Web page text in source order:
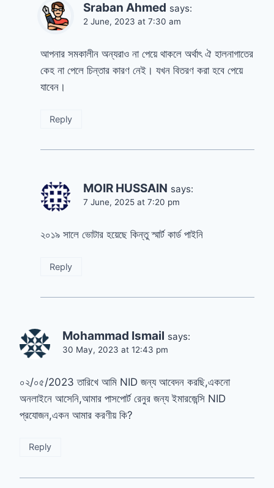
Sraban Ahmed says:
2 June, 2023 at 7:30 am
আপনার সমকালীন অন্যরাও না পেয়ে থাকলে অর্থাৎ ঐ হালনাগাতের
কেহ না পেলে চিন্তার কারণ নেই। যখন বিতরণ করা হবে পেয়ে
যাবেন।
Reply
MOIR HUSSAIN says:
7 June, 2025 at 7:20 pm
২০১৯ সালে ভোটার হয়েছে কিন্তু স্মার্ট কার্ড পাইনি
Reply
Mohammad Ismail says:
30 May, 2023 at 12:43 pm
০২/০৫/2023 তারিখে আমি NID জন্য আবেদন করছি,একনো
অনলাইনে আসেনি,আমার পাসপোর্ট রেনুর জন্য ইমারজেন্সি NID
প্রযোজন,একন আমার করণীয় কি?
Reply